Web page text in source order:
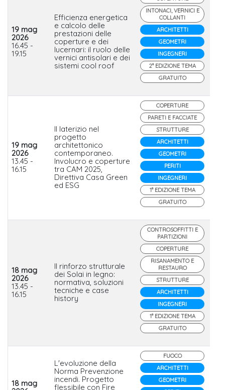
19 mag
2026
16.45 -
19.15
Efficienza energetica
e calcolo delle
prestazioni delle
coperture e dei
lucernari: il ruolo delle
vernici antisolari e dei
sistemi cool roof
INTONACI, VERNICI E
COLLANTI
ARCHITETTI
GEOMETRI
INGEGNERI
2° EDIZIONE TEMA
GRATUITO
19 mag
2026
13.45 -
16.15
Il laterizio nel
progetto
architettonico
contemporaneo.
Involucro e coperture
tra CAM 2025,
Direttiva Casa Green
ed ESG
COPERTURE
PARETI E FACCIATE
STRUTTURE
ARCHITETTI
GEOMETRI
PERITI
INGEGNERI
1° EDIZIONE TEMA
GRATUITO
18 mag
2026
13.45 -
16.15
Il rinforzo strutturale
dei Solai in legno:
normativa, soluzioni
tecniche e case
history
CONTROSOFFITTI E
PARTIZIONI
COPERTURE
RISANAMENTO E
RESTAURO
STRUTTURE
ARCHITETTI
INGEGNERI
1° EDIZIONE TEMA
GRATUITO
18 mag
L'evoluzione della
Norma Prevenzione
incendi. Progetto
flessibile con Fire
FUOCO
ARCHITETTI
GEOMETRI